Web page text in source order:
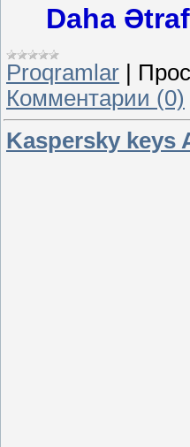
Daha
Proqramlar |
Комментарии (0)
Kaspersky keys